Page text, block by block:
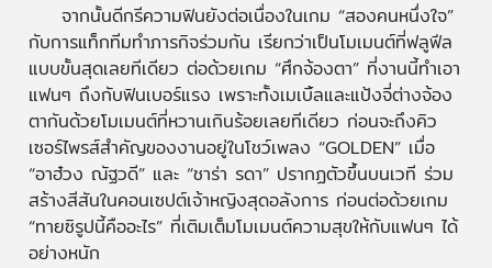
จากนั้นดีกรีความฟินยังต่อเนื่องในเกม “สองคนหนึ่งใจ”
กับการแท็กทีมทำภารกิจร่วมกัน เรียกว่าเป็นโมเมนต์ที่ฟลูฟีล
แบบขั้นสุดเลยทีเดียว ต่อด้วยเกม “ศึกจ้องตา” ที่งานนี้ทำเอา
แฟนๆ ถึงกับฟินเบอร์แรง เพราะทั้งเมเบิ้ลและแป้งจี่ต่างจ้อง
ตากันด้วยโมเมนต์ที่หวานเกินร้อยเลยทีเดียว ก่อนจะถึงคิว
เซอร์ไพรส์สำคัญของงานอยู่ในโชว์เพลง “GOLDEN” เมื่อ
“อาฮ๋วง ณัฐวดี” และ “ชาร่า รดา” ปรากฏตัวขึ้นบนเวที ร่วม
สร้างสีสันในคอนเซปต์เจ้าหญิงสุดอลังการ ก่อนต่อด้วยเกม
“ทายซิรูปนี้คืออะไร” ที่เติมเต็มโมเมนต์ความสุขให้กับแฟนๆ ได้
อย่างหนัก